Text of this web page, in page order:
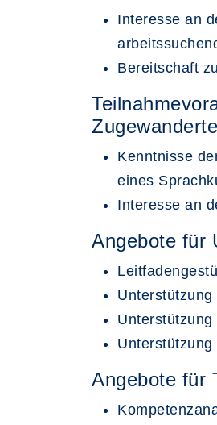
Interesse an
Bereitschaft
Kenntnisse
eines
Interesse an
Angebote für
Angebote für